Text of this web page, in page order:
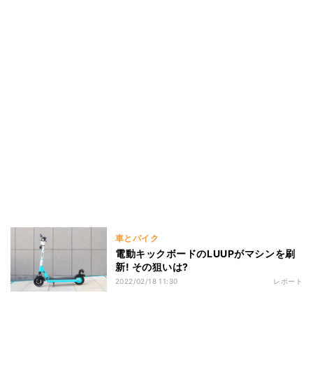
車とバイク
電動キックボードのLUUPがマシンを刷
新! その狙いは?
2022/02/18 11:30 レポート